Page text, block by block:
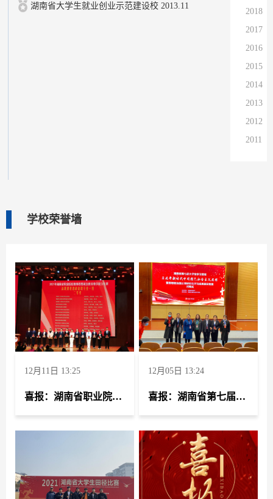
湖南省大学生就业创业示范建设校 2013.11
2018
2017
2016
2015
2014
2013
2012
2011
2004
学校荣誉墙
12月11日 13:25
喜报：湖南省职业院校教师思想政治教育教学能力比赛
12月05日 13:24
喜报：湖南省第七届大学生研究性学习成果竞赛